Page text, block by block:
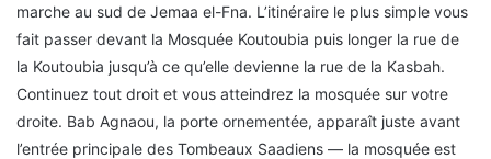
marche au sud de Jemaa el-Fna. L’itinéraire le plus simple vous
fait passer devant la Mosquée Koutoubia puis longer la rue de
la Koutoubia jusqu’à ce qu’elle devienne la rue de la Kasbah.
Continuez tout droit et vous atteindrez la mosquée sur votre
droite. Bab Agnaou, la porte ornementée, apparaît juste avant
l’entrée principale des Tombeaux Saadiens — la mosquée est